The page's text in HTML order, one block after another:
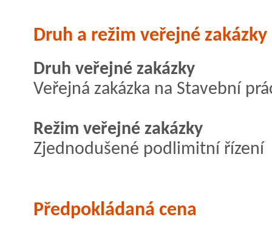
Druh a režim veřejné zakázky
Druh veřejné zakázky
Veřejná zakázka na Stavební
Režim veřejné zakázky
Zjednodušené podlimitní řízení
Předpokládaná cena